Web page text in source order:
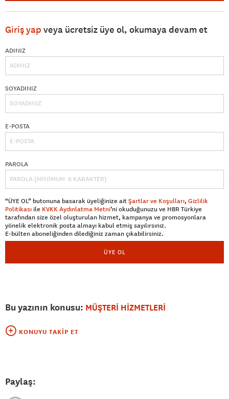
Giriş yap veya ücretsiz üye ol, okumaya devam et
ADINIZ
SOYADINIZ
E-POSTA
PAROLA
“ÜYE OL” butonuna basarak üyeliğinize aitŞartlar ve Koşulları, Gizlilik
Politikası ile KVKK Aydınlatma Metni’ni okuduğunuzu ve HBR Türkiye
tarafından size özel oluşturulan hizmet, kampanya ve promosyonlara
yönelik elektronik posta almayı kabul etmiş sayılırsınız.
E-bülten aboneliğinden dilediğiniz zaman çıkabilirsiniz.
ÜYE OL
Bu yazının konusu: MÜŞTERİ HİZMETLERİ
KONUYU TAKIP ET
Paylaş: